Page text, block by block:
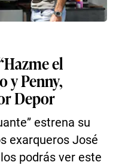
el
y Penny,
Depor
estrena su
exarqueros José
podrás ver este